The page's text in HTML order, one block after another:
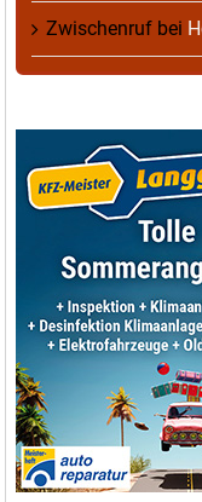
Zwischenruf bei